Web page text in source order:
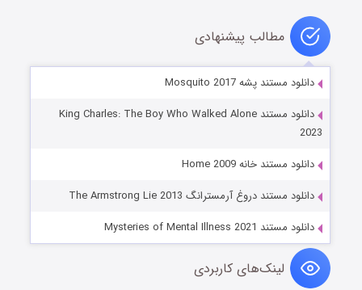
مطالب پیشنهادی
دانلود مستند پشه Mosquito 2017
دانلود مستند King Charles: The Boy Who Walked Alone
2023
دانلود مستند خانه Home 2009
دانلود مستند دروغ آرمسترانگ The Armstrong Lie 2013
دانلود مستند Mysteries of Mental Illness 2021
لینک‌های کاربردی